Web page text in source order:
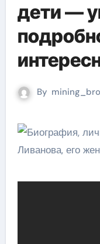
дети —
By